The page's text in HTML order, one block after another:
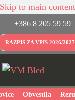
Skip to main content
+386 8 205 59 59
RAZPIS ZA VPIS 2026/2027
Obvestila